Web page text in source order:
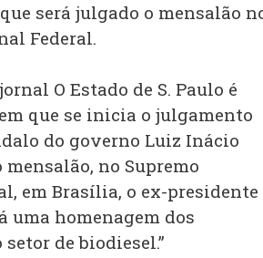
será julgado o mensalão
Federal.
O Estado de S. Paulo é
que se inicia o julgamento
do governo Luiz Inácio
no Supremo
em Brasília, o ex-presidente
uma homenagem dos
de biodiesel.”